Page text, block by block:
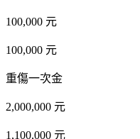
100,000 元
100,000 元
重傷一次金
2,000,000 元
1,100,000 元